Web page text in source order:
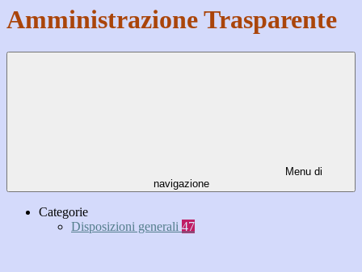
Amministrazione Trasparente
Menu di
navigazione
Categorie
Disposizioni generali 47